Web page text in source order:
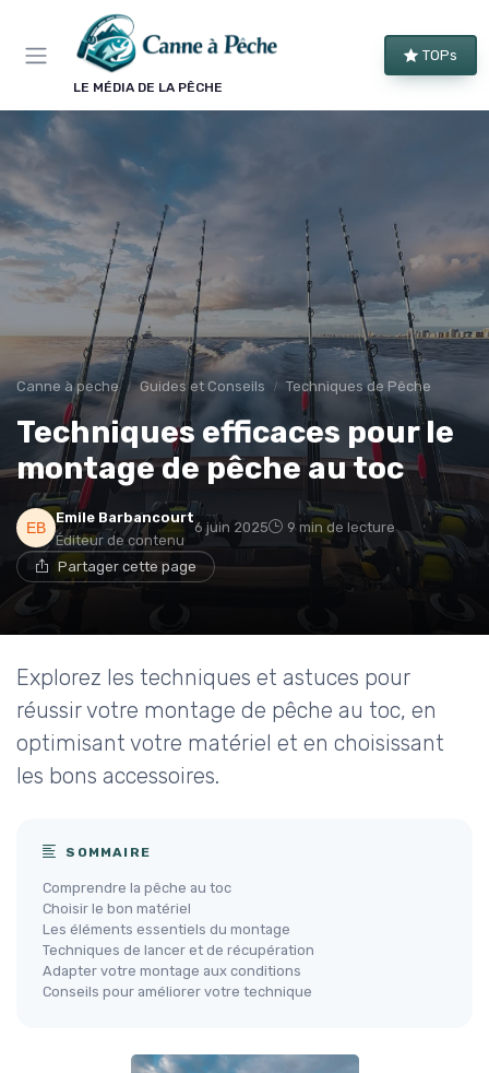
LE MÉDIA DE LA PÊCHE
TOPs
Canne à peche Guides et Conseils Techniques de Pêche
Techniques efficaces pour le
montage de pêche au toc
Emile Barbancourt
Éditeur de contenu
6 juin 2025 9 min de lecture
Partager cette page
Explorez les techniques et astuces pour
réussir votre montage de pêche au toc, en
optimisant votre matériel et en choisissant
les bons accessoires.
SOMMAIRE
Comprendre la pêche au toc
Choisir le bon matériel
Les éléments essentiels du montage
Techniques de lancer et de récupération
Adapter votre montage aux conditions
Conseils pour améliorer votre technique
Panneau de gestion des cookies